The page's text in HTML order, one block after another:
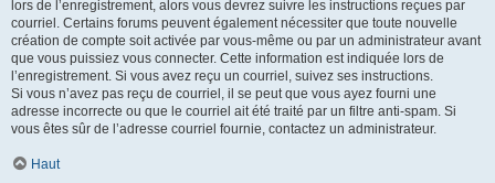
lors de l’enregistrement, alors vous devrez suivre les instructions reçues par
courriel. Certains forums peuvent également nécessiter que toute nouvelle
création de compte soit activée par vous-même ou par un administrateur avant
que vous puissiez vous connecter. Cette information est indiquée lors de
l’enregistrement. Si vous avez reçu un courriel, suivez ses instructions.
Si vous n’avez pas reçu de courriel, il se peut que vous ayez fourni une
adresse incorrecte ou que le courriel ait été traité par un filtre anti-spam. Si
vous êtes sûr de l’adresse courriel fournie, contactez un administrateur.
Haut